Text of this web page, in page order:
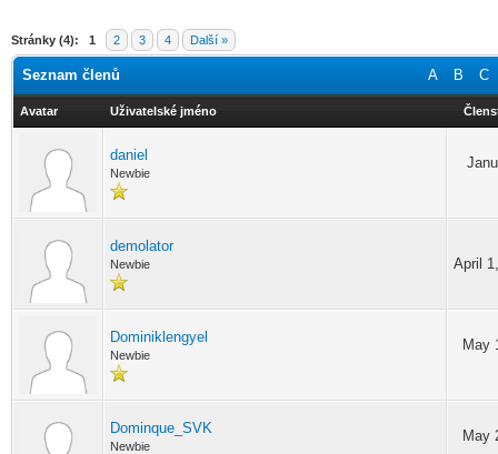
Stránky (4): 1 2 3 4 Další »
A B C
Seznam členů
Avatar Uživatelské jméno
daniel
Newbie
demolator
Newbie April
Dominiklengyel
Newbie
May
Dominque_SVK
Newbie
May